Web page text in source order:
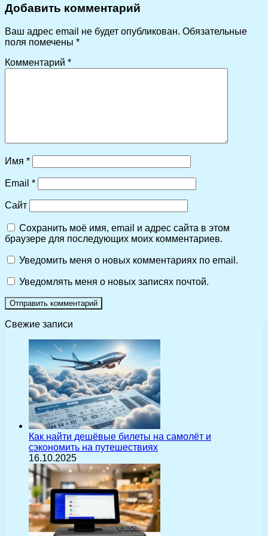
Добавить комментарий
Ваш адрес email не будет опубликован. Обязательные
поля помечены *
Комментарий *
Имя *
Email *
Сайт
Сохранить моё имя, email и адрес сайта в этом
браузере для последующих моих комментариев.
Уведомить меня о новых комментариях по email.
Уведомлять меня о новых записях почтой.
Свежие записи
Как найти дешёвые билеты на самолёт и
сэкономить на путешествиях
16.10.2025